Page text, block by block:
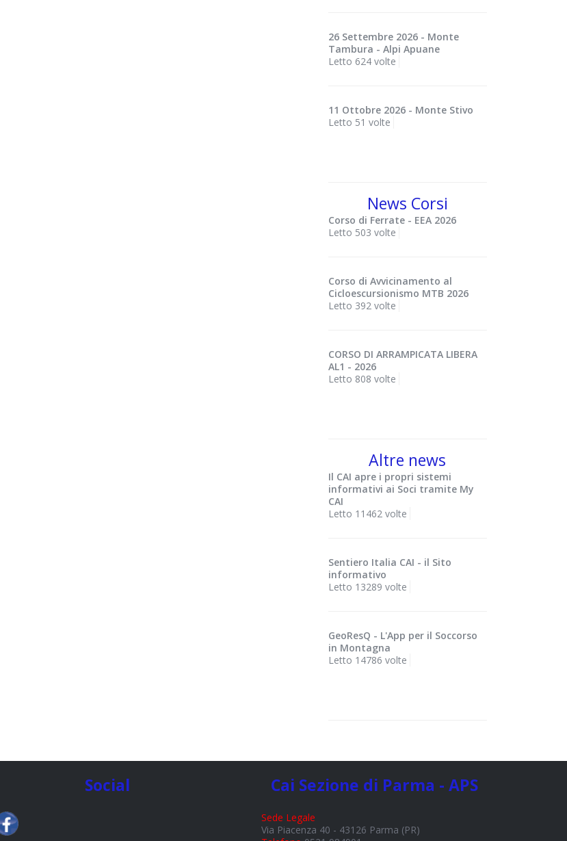
26 Settembre 2026 - Monte
Tambura - Alpi Apuane
Letto 624 volte
11 Ottobre 2026 - Monte Stivo
Letto 51 volte
News Corsi
Corso di Ferrate - EEA 2026
Letto 503 volte
Corso di Avvicinamento al
Cicloescursionismo MTB 2026
Letto 392 volte
CORSO DI ARRAMPICATA LIBERA
AL1 - 2026
Letto 808 volte
Altre news
Il CAI apre i propri sistemi
informativi ai Soci tramite My
CAI
Letto 11462 volte
Sentiero Italia CAI - il Sito
informativo
Letto 13289 volte
GeoResQ - L'App per il Soccorso
in Montagna
Letto 14786 volte
Social Cai Sezione di Parma - APS
Sede Legale
Via Piacenza 40 - 43126 Parma (PR)